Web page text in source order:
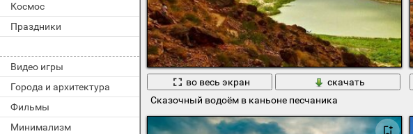
Космос
Праздники
Видео игры
Города и архитектура
Фильмы
Минимализм
во весь экран
скачать
Сказочный водоём в каньоне песчаника